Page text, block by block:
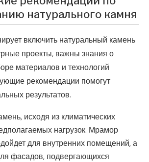
натурального камня
включить натуральный камень
проекты, важны знания о
материалов и технологий
рекомендации помогут
результатов.
исходя из климатических
нагрузок. Мрамор
для внутренних помещений, а
фасадов, подвергающихся